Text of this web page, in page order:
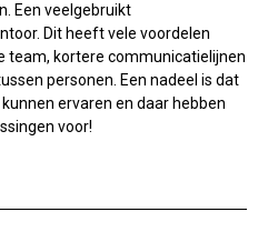
Een veelgebruikt
Dit heeft vele voordelen
team, kortere communicatielijnen
personen. Een nadeel is dat
ervaren en daar hebben
voor!